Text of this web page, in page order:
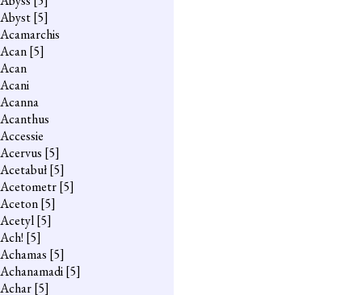
Abyst[5]
Acamarchis
Acan[5]
Acan
Acani
Acanna
Acanthus
Accessie
Acervus [5]
Acetabuł[5]
Acetometr[5]
Aceton[5]
Acetyl[5]
Ach! [5]
Achamas [5]
Achanamadi[5]
Achar[5]